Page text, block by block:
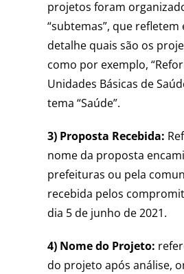
projetos foram
“subtemas”, que
detalhe quais são os
como por exemplo,
Unidades Básicas de
tema “Saúde”.
3) Proposta Recebida:
nome da proposta
prefeituras ou pela
recebida pelos
dia 5 de junho de 2021.
4) Nome do Projeto:
do projeto após análise,